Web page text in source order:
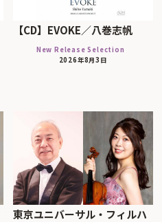
【CD】EVOKE／八巻志帆
New Release Selection
2026年8月3日
東京ユニバーサル・フィルハ